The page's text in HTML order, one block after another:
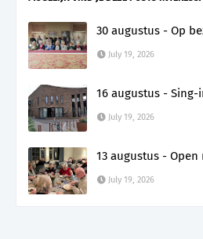
30 augustus - Op
July 19, 2026
16 augustus - Sing-
July 19, 2026
13 augustus -
July 19, 2026